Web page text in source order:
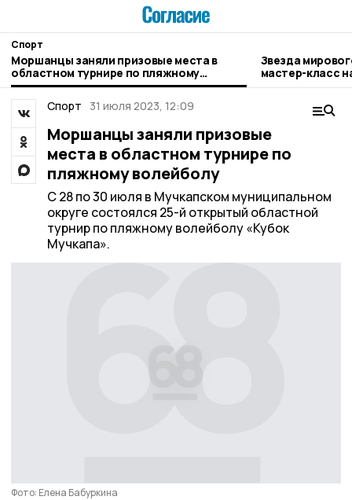
Спорт
Моршанцы заняли призовые места в
областном турнире по пляжному
волейболу
Звезда
мастер-класс
Спорт 31 июля 2023, 12:09
Моршанцы заняли призовые
места в областном турнире по
пляжному волейболу
С 28 по 30 июля в Мучкапском муниципальном
округе состоялся 25-й открытый областной
турнир по пляжному волейболу «Кубок
Мучкапа».
Фото: Елена Бабуркина